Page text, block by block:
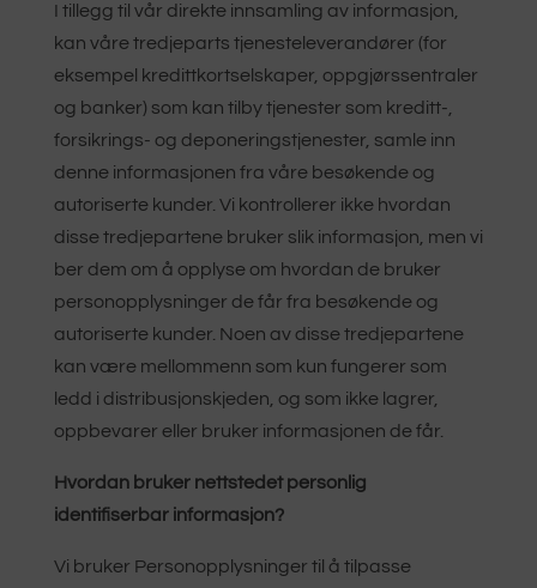
I tillegg til vår direkte innsamling av informasjon,
kan våre tredjeparts tjenesteleverandører (for
eksempel kredittkortselskaper, oppgjørssentraler
og banker) som kan tilby tjenester som kreditt-,
forsikrings- og deponeringstjenester, samle inn
denne informasjonen fra våre besøkende og
autoriserte kunder. Vi kontrollerer ikke hvordan
disse tredjepartene bruker slik informasjon, men vi
ber dem om å opplyse om hvordan de bruker
personopplysninger de får fra besøkende og
autoriserte kunder. Noen av disse tredjepartene
kan være mellommenn som kun fungerer som
ledd i distribusjonskjeden, og som ikke lagrer,
oppbevarer eller bruker informasjonen de får.
Hvordan bruker nettstedet personlig
identifiserbar informasjon?
Vi bruker Personopplysninger til å tilpasse